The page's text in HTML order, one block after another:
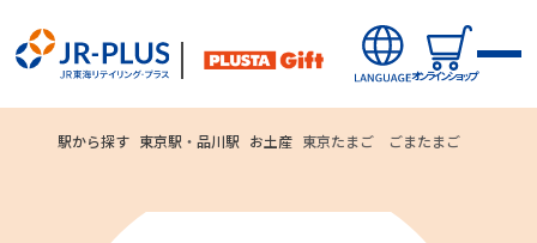
オンラインショップ
駅から探す 東京駅 ・品川駅 お土産 東京たまご ごまたまご